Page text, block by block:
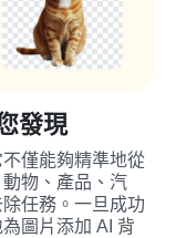
發現
僅能夠精準地從
物、產品、汽
任務。一旦成功
圖片添加 AI 背